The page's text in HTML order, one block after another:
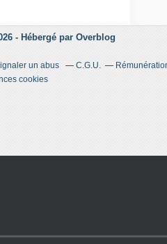
- Hébergé par Overblog
un abus C.G.U.
cookies